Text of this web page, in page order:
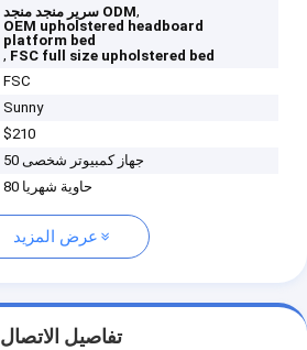
سرير منجد منجد ODM,
OEM upholstered headboard
platform bed
, FSC full size upholstered bed
FSC
Sunny
$210
50 جهاز كمبيوتر شخصى
80 حاوية شهريا
عرض المزيد
تفاصيل الاتصال